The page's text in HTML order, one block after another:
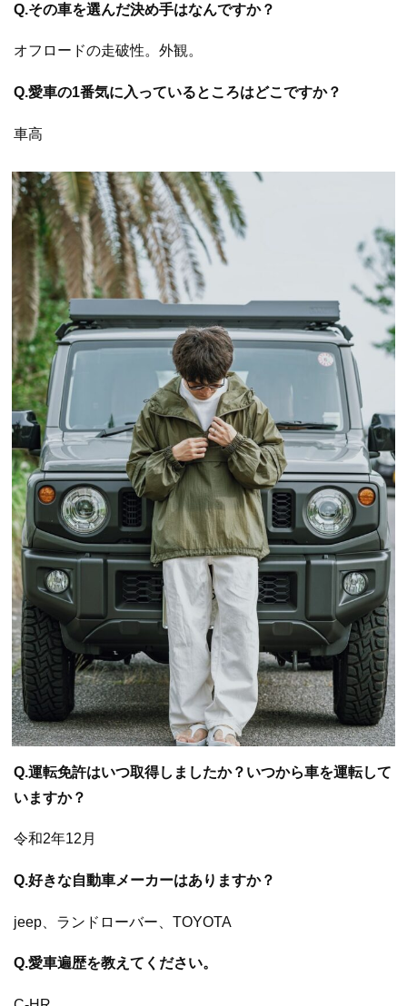
Q.その車を選んだ決め手はなんですか？
オフロードの走破性。外観。
Q.愛車の1番気に入っているところはどこですか？
車高
Q.運転免許はいつ取得しましたか？いつから車を運転して
いますか？
令和2年12月
Q.好きな自動車メーカーはありますか？
jeep、ランドローバー、TOYOTA
Q.愛車遍歴を教えてください。